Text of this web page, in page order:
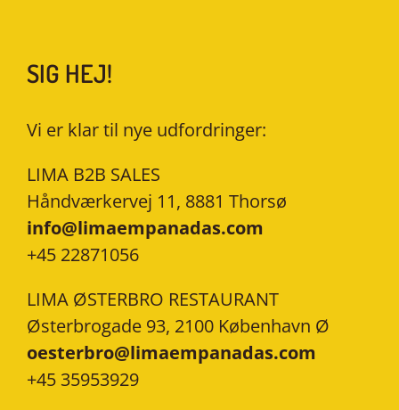
SIG HEJ!
Vi er klar til nye udfordringer:
LIMA B2B SALES
Håndværkervej 11, 8881 Thorsø
info@limaempanadas.com
+45 22871056
LIMA ØSTERBRO RESTAURANT
Østerbrogade 93, 2100 København Ø
oesterbro@limaempanadas.com
+45 35953929